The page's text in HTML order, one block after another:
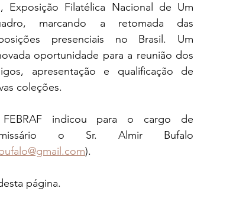
Exposição Filatélica Nacional de Um
marcando a retomada das
presenciais no Brasil. Um
oportunidade para a reunião dos
apresentação e qualificação de
coleções.
indicou para o cargo de
o Sr. Almir Bufalo
).
página.